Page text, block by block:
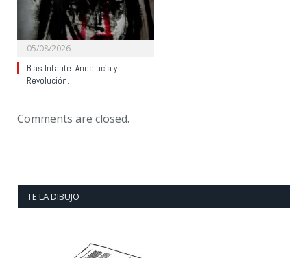
05/08/2026
Blas Infante: Andalucía y
Revolución.
Comments are closed.
TE LA DIBUJO